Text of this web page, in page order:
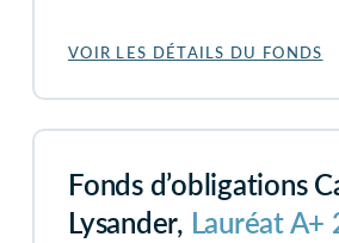
VOIR LES DÉTAILS DU FONDS
Fonds d’obligations
Lysander, Lauréat A+